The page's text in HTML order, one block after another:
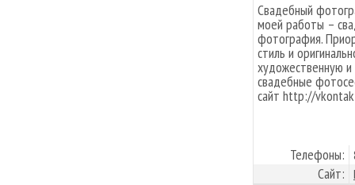
Свадебный
моей работы –
фотография.
стиль и
художественную
свадебные
сайт http://
Телефоны:
Сайт: